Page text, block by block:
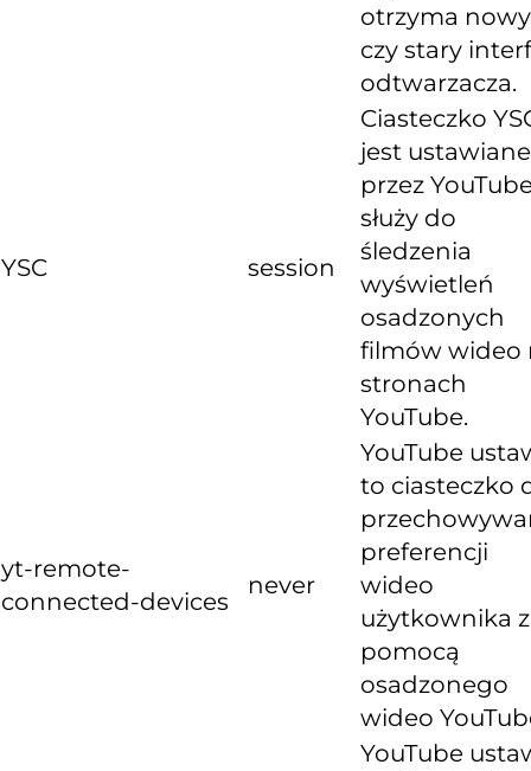
otrzyma
czy stary
odtwarzacza.
YSC session
Ciasteczko
jest ustawiane
przez
służy do
śledzenia
wyświetleń
osadzonych
filmów wideo
stronach
YouTube.
yt-remote-
connected-devices
never
YouTube
to ciasteczko
preferencji
wideo
użytkownika
pomocą
osadzonego
wideo
YouTube